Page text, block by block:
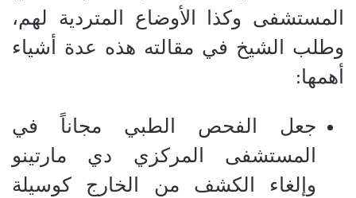
المستشفى وكذا الأوضاع المتردية لهم،
وطلب الشيخ في مقالته هذه عدة أشياء
أهمها:
جعل الفحص الطبي مجاناً في
المستشفى المركزي دي مارتينو
وإلغاء الكشف من الخارج كوسيلة